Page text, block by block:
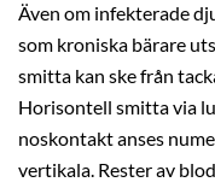
Även om infekterade
som kroniska bärare
smitta kan ske från
Horisontell smitta via
noskontakt anses
vertikala. Rester av